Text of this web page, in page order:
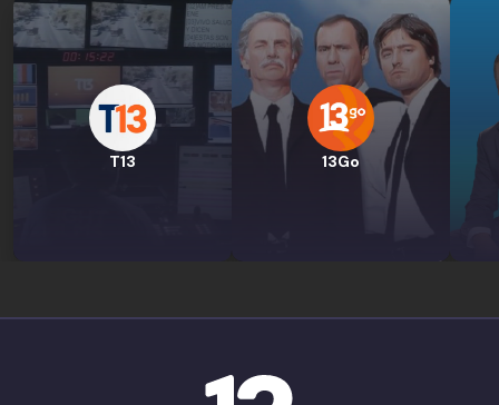
T13 13Go